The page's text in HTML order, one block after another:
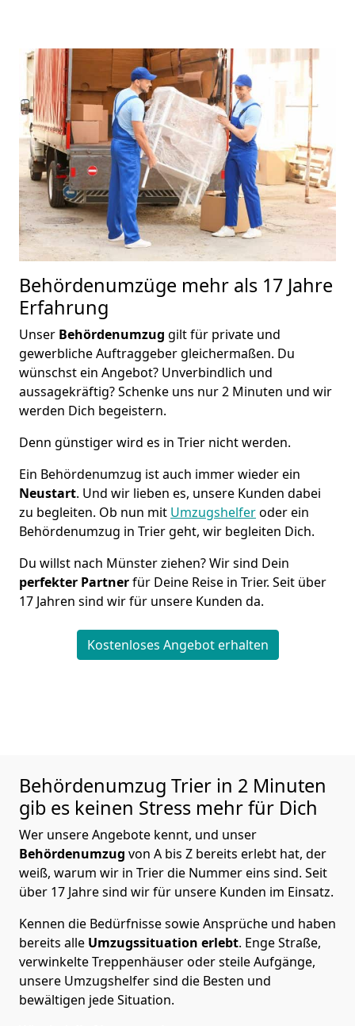
Behördenumzüge mehr als 17 Jahre
Erfahrung
Unser Behördenumzug gilt für private und
gewerbliche Auftraggeber gleichermaßen. Du
wünschst ein Angebot? Unverbindlich und
aussagekräftig? Schenke uns nur 2 Minuten und wir
werden Dich begeistern.
Denn günstiger wird es in Trier nicht werden.
Ein Behördenumzug ist auch immer wieder ein
Neustart. Und wir lieben es, unsere Kunden dabei
zu begleiten. Ob nun mit Umzugshelferoder ein
Behördenumzug in Trier geht, wir begleiten Dich.
Du willst nach Münster ziehen? Wir sind Dein
perfekter Partnerfür Deine Reise in Trier. Seit über
17 Jahren sind wir für unsere Kunden da.
Kostenloses Angebot erhalten
Behördenumzug Trier in 2 Minuten
gib es keinen Stress mehr für Dich
Wer unsere Angebote kennt, und unser
Behördenumzug von A bis Z bereits erlebt hat, der
weiß, warum wir in Trier die Nummer eins sind. Seit
über 17 Jahre sind wir für unsere Kunden im Einsatz.
Kennen die Bedürfnisse sowie Ansprüche und haben
bereits alle Umzugssituation erlebt. Enge Straße,
verwinkelte Treppenhäuser oder steile Aufgänge,
unsere Umzugshelfer sind die Besten und
bewältigen jede Situation.